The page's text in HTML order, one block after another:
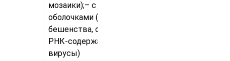
мозаики);– с внешними
оболочками (гриппа,
бешенства, онкогенные
РНК-содержащие
вирусы)